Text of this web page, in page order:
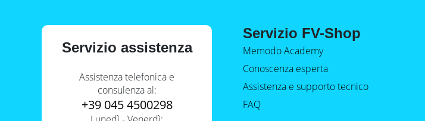
Servizio assistenza
Assistenza telefonica e
consulenza al:
+39 045 4500298
Servizio FV-Shop
Memodo Academy
Conoscenza esperta
Assistenza e supporto tecnico
FAQ